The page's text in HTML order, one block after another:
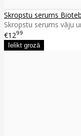
Skropstu serums
Skropstu serums vāju
€1299